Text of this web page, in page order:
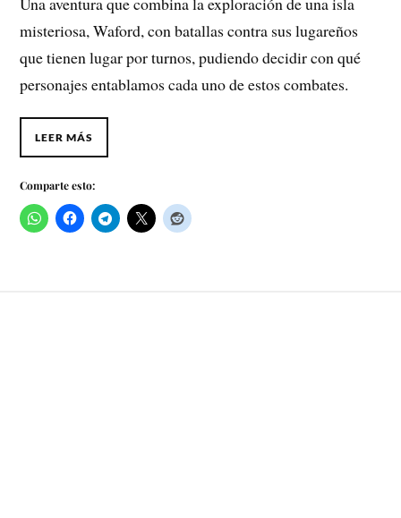
misteriosa, Waford, con batallas contra sus lugareños
que tienen lugar por turnos, pudiendo decidir con qué
personajes entablamos cada uno de estos combates.
LEER MÁS
Comparte esto: